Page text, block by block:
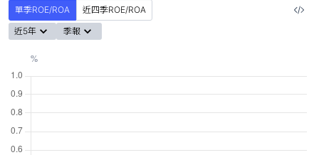
單季ROE/ROA
近四季ROE/ROA
近5年
季報